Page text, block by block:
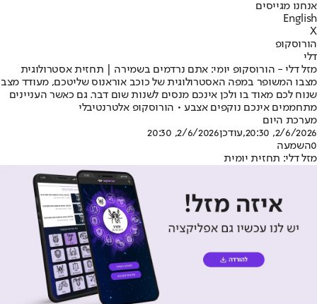
אנחנו מגייסים
English
X
הורוסקופ
דלי
מזל דלי - הורוסקופ יומי: אתם נרדמים בשמירה | תחזית אסטרולוגית
מצבו המשופר במפה האסטרולוגית של כוכב אוראנוס שליטכם, מעודד מצב
שנוח לכם מאוד בו ולכן אינכם מנסים לשנות שום דבר. גם כאשר העניינים
מתחממים אינכם נוקפים אצבע • הורוסקופ אלטרנטיבלי
מערכת היום
2/6/2026, 20:30
,עודכן2/6/2026, 20:30
0השמעה
מזל דלי: תחזית יומית